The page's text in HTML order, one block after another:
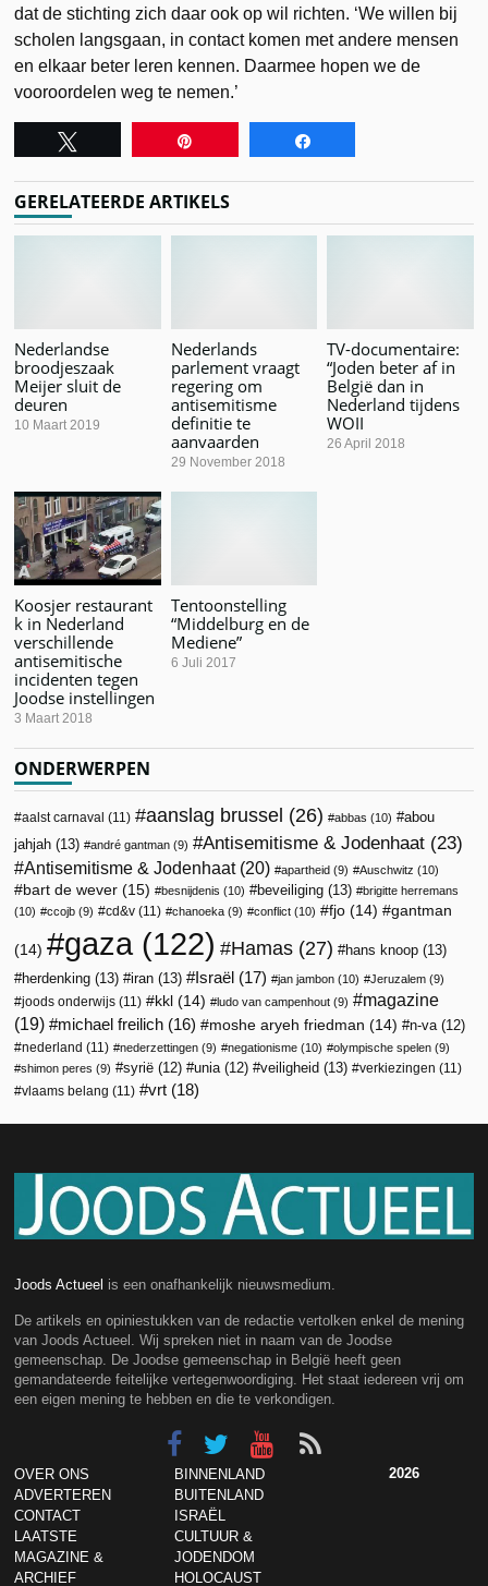
dat de stichting zich daar ook op wil richten. ‘We willen bij
scholen langsgaan, in contact komen met andere mensen
en elkaar beter leren kennen. Daarmee hopen we de
vooroordelen weg te nemen.’
GERELATEERDE ARTIKELS
Nederlandse
broodjeszaak
Meijer sluit de
deuren
10 Maart 2019
Nederlands
parlement vraagt
regering om
antisemitisme
definitie te
aanvaarden
29 November 2018
TV-documentaire:
“Joden beter af in
België dan in
Nederland tijdens
WOII
26 April 2018
Koosjer restaurant
k in Nederland
verschillende
antisemitische
incidenten tegen
Joodse instellingen
3 Maart 2018
Tentoonstelling
“Middelburg en de
Mediene”
6 Juli 2017
ONDERWERPEN
aalst carnaval (11) aanslag brussel (26) abbas (10)
abou
jahjah (13) andré gantman (9) Antisemitisme & Jodenhaat (23)
Antisemitisme & Jodenhaat(20) apartheid (9) Auschwitz (10)
bart de wever (15) besnijdenis (10) beveiliging (13)
brigitte herremans
(10)
ccojb (9) cd&v (11) chanoeka (9) conflict (10) fjo (14) gantman
(14) gaza(122) Hamas (27) hans knoop (13)
herdenking (13) iran (13) Israël (17) jan jambon (10) Jeruzalem (9)
joods onderwijs (11) kkl (14) ludo van campenhout (9)
magazine
(19)
michael freilich (16) moshe aryeh friedman (14) n-va(12)
nederland (11) nederzettingen (9) negationisme (10) olympische spelen (9)
shimon peres (9) syrië (12) unia(12) veiligheid (13) verkiezingen (11)
vlaams belang (11) vrt (18)
Joods Actueel is een onafhankelijk nieuwsmedium.
De artikels en opiniestukken van de redactie vertolken enkel de mening
van Joods Actueel. Wij spreken niet in naam van de Joodse
gemeenschap. De Joodse gemeenschap in België heeft geen
gemandateerde feitelijke vertegenwoordiging. Het staat iedereen vrij om
een eigen mening te hebben en die te verkondigen.
OVER ONS
ADVERTEREN
CONTACT
LAATSTE
MAGAZINE &
ARCHIEF
BINNENLAND
BUITENLAND
ISRAËL
CULTUUR &
JODENDOM
HOLOCAUST
2026